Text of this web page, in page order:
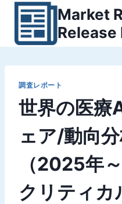
Market
Release
調査レポート
世界の医療
ェア/動向
（2025年
クリティカ